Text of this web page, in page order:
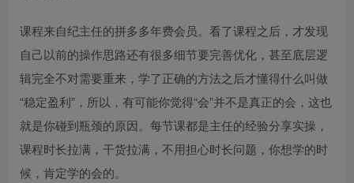
课程来自纪主任的拼多多年费会员。看了课程之后，才发现
自己以前的操作思路还有很多细节要完善优化，甚至底层逻
辑完全不对需要重来，学了正确的方法之后才懂得什么叫做
“稳定盈利”，所以，有可能你觉得“会”并不是真正的会，这也
就是你碰到瓶颈的原因。每节课都是主任的经验分享实操，
课程时长拉满，干货拉满，不用担心时长问题，你想学的时
候，肯定学的会的。